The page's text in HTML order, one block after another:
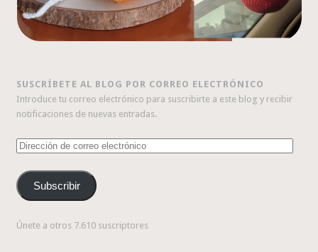
SUSCRÍBETE AL BLOG POR CORREO ELECTRÓNICO
Introduce tu correo electrónico para suscribirte a este blog y recibir
notificaciones de nuevas entradas.
Dirección
correo
electrónico
Subscribir
Únete a otros 7.610 suscriptores